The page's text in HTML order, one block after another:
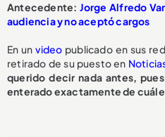
Antecedente: Jorge Alfredo
audiencia y no aceptó cargos
En unvideo publicado en sus
retirado de su puesto en
querido decir nada antes,
enterado exactamente de